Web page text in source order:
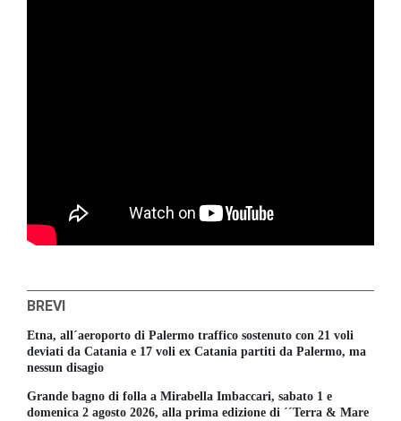
BREVI
Etna, all´aeroporto di Palermo traffico sostenuto con 21 voli
deviati da Catania e 17 voli ex Catania partiti da Palermo, ma
nessun disagio
Grande bagno di folla a Mirabella Imbaccari, sabato 1 e
domenica 2 agosto 2026, alla prima edizione di ´´Terra & Mare